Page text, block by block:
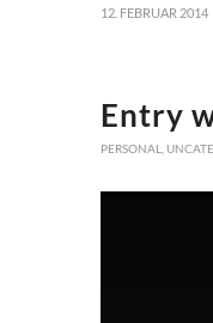
12. FEBRUAR 2014
Entry
PERSONAL